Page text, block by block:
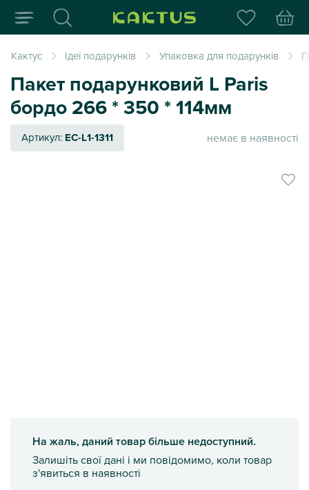
Інтернет-магазин
Кактус Ідеї подарунків Упаковка для подарунків
Пакет подарунковий L Paris
бордо 266 * 350 * 114мм
Артикул: EC-L1-1311 немає в наявності
На жаль, даний товар більше недоступний.
Залишіть свої дані і ми повідомимо, коли товар
з'явиться в наявності